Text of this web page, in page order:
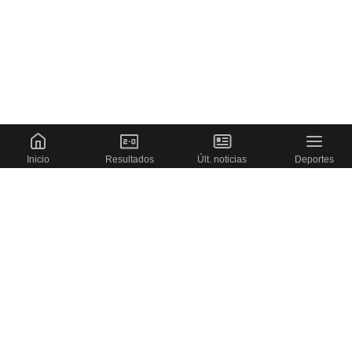
Inicio Resultados Últ. noticias Deportes